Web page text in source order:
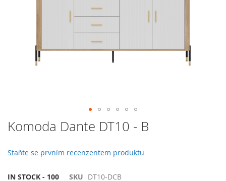
Přeskočit
na
galerie
Komoda Dante DT10 - B
Staňte se prvním recenzentem produktu
IN STOCK - 100 SKU DT10-DCB